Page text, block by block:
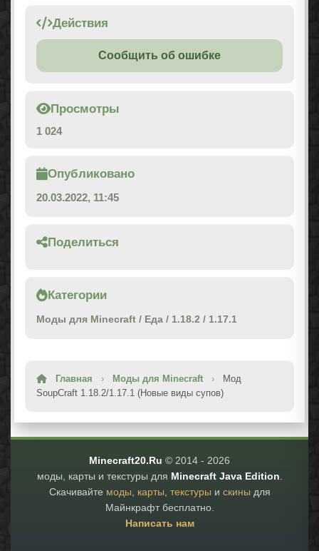
Действия
Сообщить об ошибке
Просмотры
1 024
Опубликовано
20.03.2022, 11:45
Поделиться
Категории
Моды для Minecraft / Еда / 1.18.2 / 1.17.1
Главная › Моды для Minecraft ›
Мод
SoupCraft 1.18.2/1.17.1 (Новые виды супов)
Minecraft20.Ru © 2014 - 2026
моды, карты и текстуры для Minecraft Java Edition
Скачивайте моды карты текстуры и скины для
Майнкрафт бесплатно.
Написать нам